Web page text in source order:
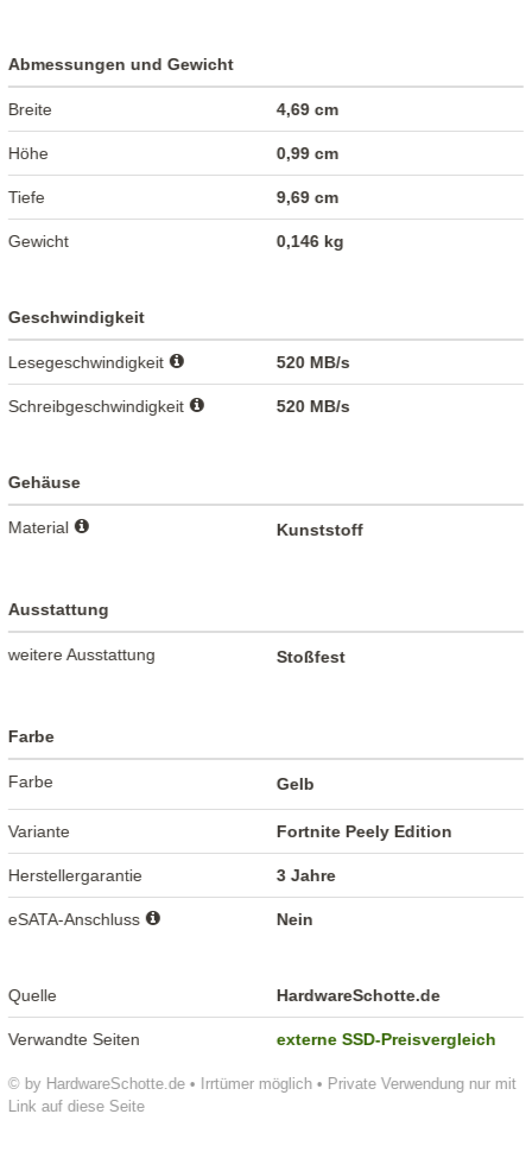
© by HardwareSchotte.de • Irrtümer möglich • Private Verwendung nur mit
Link auf diese Seite
Abmessungen und Gewicht
Breite 4,69 cm
Höhe 0,99 cm
Tiefe 9,69 cm
Gewicht 0,146 kg
Geschwindigkeit
Lesegeschwindigkeit 520 MB/s
Schreibgeschwindigkeit 520 MB/s
Gehäuse
Material Kunststoff
Ausstattung
weitere Ausstattung Stoßfest
Farbe
Farbe Gelb
Variante Fortnite Peely Edition
Herstellergarantie 3 Jahre
eSATA-Anschluss Nein
Quelle HardwareSchotte.de
Verwandte Seiten externe SSD-Preisvergleich